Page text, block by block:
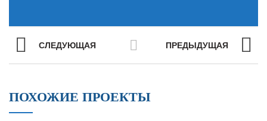
СЛЕДУЮЩАЯ ПРЕДЫДУЩАЯ
ПОХОЖИЕ ПРОЕКТЫ